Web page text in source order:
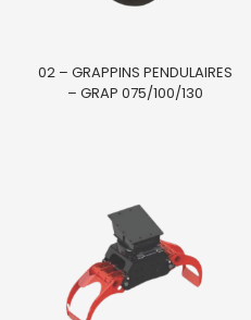
02 – GRAPPINS PENDULAIRES
– GRAP 075/100/130